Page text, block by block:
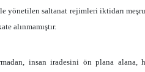
ile yönetilen saltanat rejimleri iktidarı
alınmamıştır.
insan iradesini ön plana